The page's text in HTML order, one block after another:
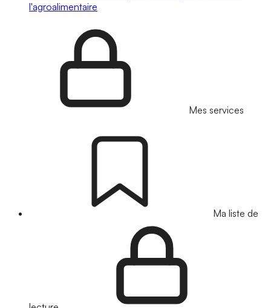
l'agroalimentaire
Mes services
Ma liste de